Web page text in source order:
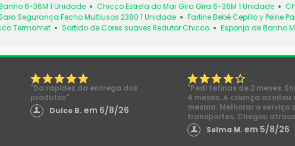
6-36M 1 Unidade Chicco Estrela do Mar Gira Gira 6-36M 1 Unidade
Segurança Fecho Multiusos 2380 1 Unidade Farline Bebé Cepillo y Peine
Termomet
Sortido de Cores suaves Redutor Chicco Esponja de Banho
"Da rapidez da entrega dos
produtos"
Dulce B. em 6/8/26
"Pedi tetinas de 2 meses.
4 meses. A criança aceitou
mesma. Melhorar o serviço
transportes. Chegou
Selma M.em 5/8/26